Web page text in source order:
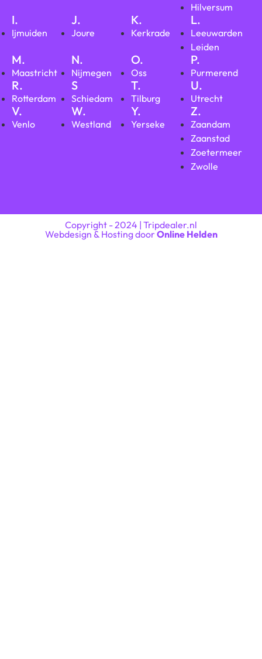
Hilversum
I.
Ijmuiden
J.
Joure
K.
Kerkrade
L.
Leeuwarden
Leiden
M.
Maastricht
N.
Nijmegen
O.
Oss
P.
Purmerend
R.
Rotterdam
S
Schiedam
T.
Tilburg
U.
Utrecht
V.
Venlo
W.
Westland
Y.
Yerseke
Z.
Zaandam
Zaanstad
Zoetermeer
Zwolle
Copyright - 2024 | Tripdealer.nl
Webdesign & Hosting doorOnline Helden